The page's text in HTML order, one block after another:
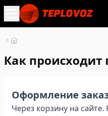
Как происходит
Оформление
Через корзину на